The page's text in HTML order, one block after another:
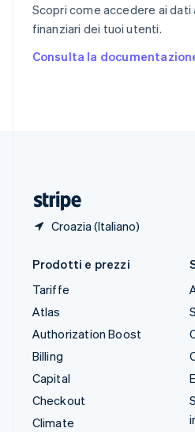
Scopri come accedere ai
finanziari dei tuoi utenti.
Consulta la
Croazia (Italiano)
Spagna
EspañolEnglish
English Español简体中文
Prodotti e prezzi
Tariffe
Atlas
Authorization Boost
Billing
Capital
Checkout
Climate